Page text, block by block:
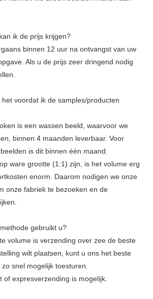
ik de prijs krijgen?
binnen 12 uur na ontvangst van uw
Als u de prijs zeer dringend nodig
voordat ik de samples/producten
is een wassen beeld, waarvoor we
binnen 4 maanden leverbaar. Voor
is dit binnen één maand.
ware grootte (1:1) zijn, is het volume erg
enorm. Daarom nodigen we onze
onze fabriek te bezoeken en de
gebruikt u?
volume is verzending over zee de beste
wilt plaatsen, kunt u ons het beste
snel mogelijk toesturen.
of expresverzending is mogelijk.